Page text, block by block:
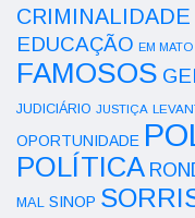
CRIMINALIDADE
EDUCAÇÃO EM
FAMOSOS
JUDICIÁRIO JUSTIÇA
OPORTUNIDADE
POLÍTICA
MAL SINOP